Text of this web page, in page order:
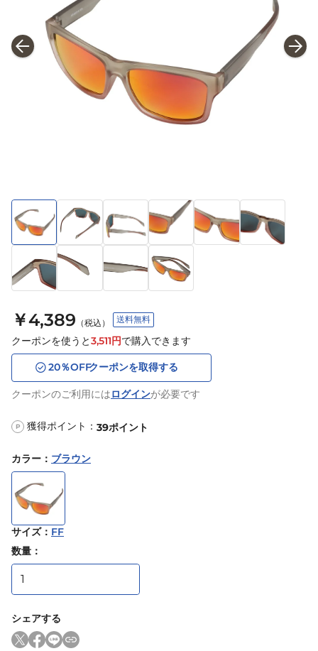
￥4,389 （税込） 送料無料
クーポンを使うと3,511円で購入できます
20％OFFクーポンを取得する
クーポンのご利用にはログインが必要です
P 獲得ポイント： 39ポイント
カラー ： ブラウン
サイズ： FF
数量：
シェアする